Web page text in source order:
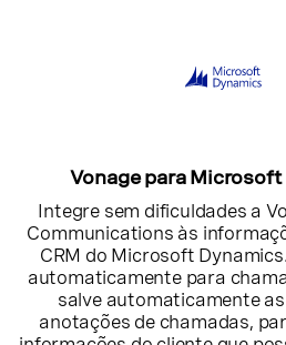
Vonage para
Integre sem dificuldades a
Communications às
CRM do Microsoft
automaticamente para
salve automaticamente
anotações de chamadas,